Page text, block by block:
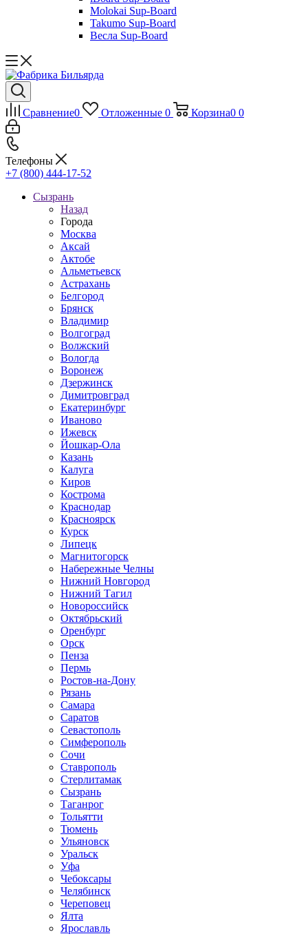
Molokai Sup-Board
Takumo Sup-Board
Весла Sup-Board
Сравнение0 Отложенные 0 Корзина0 0
Телефоны
+7 (800) 444-17-52
Сызрань
Назад
Города
Москва
Аксай
Актобе
Альметьевск
Астрахань
Белгород
Брянск
Владимир
Волгоград
Волжский
Вологда
Воронеж
Дзержинск
Димитровград
Екатеринбург
Иваново
Ижевск
Йошкар-Ола
Казань
Калуга
Киров
Кострома
Краснодар
Красноярск
Курск
Липецк
Магнитогорск
Набережные Челны
Нижний Новгород
Нижний Тагил
Новороссийск
Октябрьский
Оренбург
Орск
Пенза
Пермь
Ростов-на-Дону
Рязань
Самара
Саратов
Севастополь
Симферополь
Сочи
Ставрополь
Стерлитамак
Сызрань
Таганрог
Тольятти
Тюмень
Ульяновск
Уральск
Уфа
Чебоксары
Челябинск
Череповец
Ялта
Ярославль